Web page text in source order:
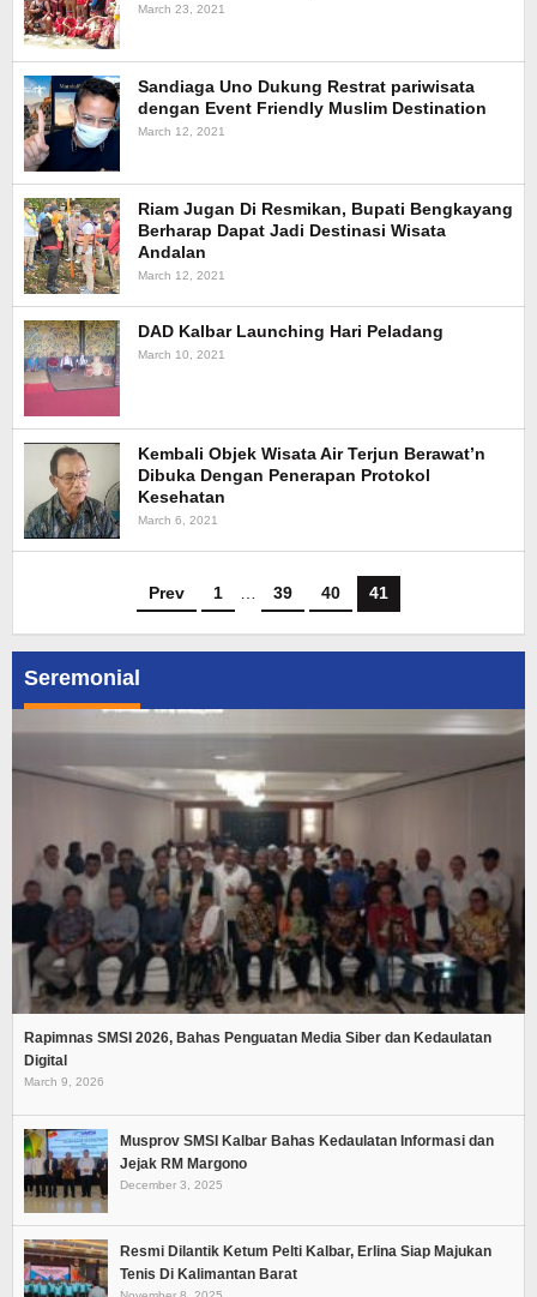
Seremonial
Rapimnas SMSI 2026, Bahas Penguatan Media Siber dan Kedaulatan
Digital
March 9, 2026
Musprov SMSI Kalbar Bahas Kedaulatan Informasi dan
Jejak RM Margono
December 3, 2025
Resmi Dilantik Ketum Pelti Kalbar, Erlina Siap Majukan
Tenis Di Kalimantan Barat
March 23, 2021
Sandiaga Uno Dukung Restrat pariwisata
dengan Event Friendly Muslim Destination
March 12, 2021
Riam Jugan Di Resmikan, Bupati Bengkayang
Berharap Dapat Jadi Destinasi Wisata
Andalan
March 12, 2021
DAD Kalbar Launching Hari Peladang
March 10, 2021
Kembali Objek Wisata Air Terjun Berawat’n
Dibuka Dengan Penerapan Protokol
Kesehatan
March 6, 2021
Prev 1 39 40 41